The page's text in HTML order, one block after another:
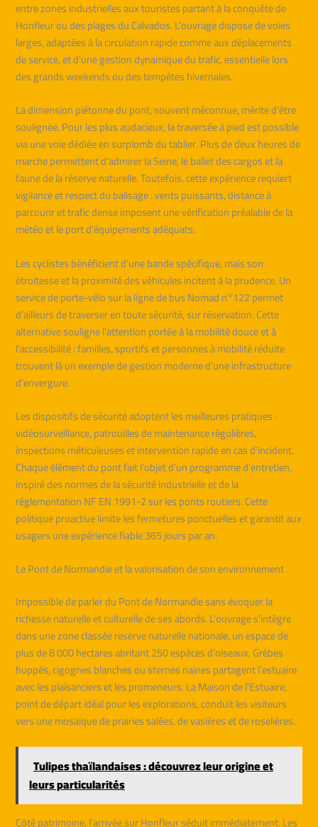
entre zones industrielles aux touristes partant à la conquête de
Honfleur ou des plages du Calvados. L’ouvrage dispose de voies
larges, adaptées à la circulation rapide comme aux déplacements
de service, et d’une gestion dynamique du trafic, essentielle lors
des grands weekends ou des tempêtes hivernales.
La dimension piétonne du pont, souvent méconnue, mérite d’être
soulignée. Pour les plus audacieux, la traversée à pied est possible
via une voie dédiée en surplomb du tablier. Plus de deux heures de
marche permettent d’admirer la Seine, le ballet des cargos et la
faune de la réserve naturelle. Toutefois, cette expérience requiert
vigilance et respect du balisage : vents puissants, distance à
parcourir et trafic dense imposent une vérification préalable de la
météo et le port d’équipements adéquats.
Les cyclistes bénéficient d’une bande spécifique, mais son
étroitesse et la proximité des véhicules incitent à la prudence. Un
service de porte-vélo sur la ligne de bus Nomad n°122 permet
d’ailleurs de traverser en toute sécurité, sur réservation. Cette
alternative souligne l’attention portée à la mobilité douce et à
l’accessibilité : familles, sportifs et personnes à mobilité réduite
trouvent là un exemple de gestion moderne d’une infrastructure
d’envergure.
Les dispositifs de sécurité adoptent les meilleures pratiques :
vidéosurveillance, patrouilles de maintenance régulières,
inspections méticuleuses et intervention rapide en cas d’incident.
Chaque élément du pont fait l’objet d’un programme d’entretien,
inspiré des normes de la sécurité industrielle et de la
réglementation NF EN 1991-2 sur les ponts routiers. Cette
politique proactive limite les fermetures ponctuelles et garantit aux
usagers une expérience fiable 365 jours par an.
Le Pont de Normandie et la valorisation de son environnement
Impossible de parler du Pont de Normandie sans évoquer la
richesse naturelle et culturelle de ses abords. L’ouvrage s’intègre
dans une zone classée reserve naturelle nationale, un espace de
plus de 8 000 hectares abritant 250 espèces d’oiseaux. Grèbes
huppés, cigognes blanches ou sternes naines partagent l’estuaire
avec les plaisanciers et les promeneurs. La Maison de l’Estuaire,
point de départ idéal pour les explorations, conduit les visiteurs
vers une mosaïque de prairies salées, de vasières et de roselières.
Tulipes thaïlandaises : découvrez leur origine et
leurs particularités
Côté patrimoine, l’arrivée sur Honfleur séduit immédiatement. Les